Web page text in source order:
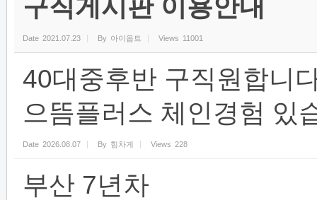
구직게시판 이용안내
Date 2021.07.23 By 아이옵트 Views 11001
40대중후반 구직원합니
으뜸플러스 체인경험 있
Date 2026.08.07 By 힘차게 Views 228
부산 7년차